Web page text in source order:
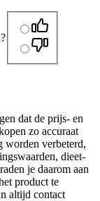
dat de prijs- en
zo accuraat
worden verbeterd,
dieet-
je daarom aan
product te
altijd contact